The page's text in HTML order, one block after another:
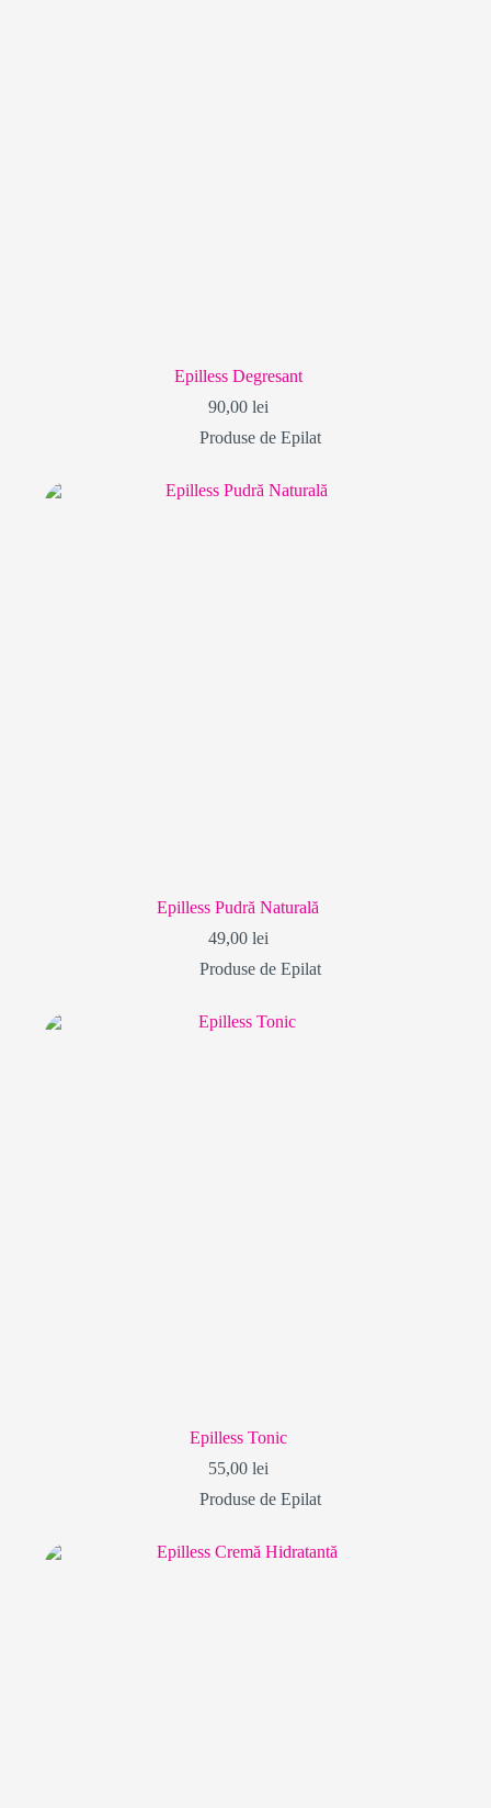
Epilless Degresant
90,00 lei
Produse de Epilat
Epilless Pudră Naturală
49,00 lei
Produse de Epilat
Epilless Tonic
55,00 lei
Produse de Epilat